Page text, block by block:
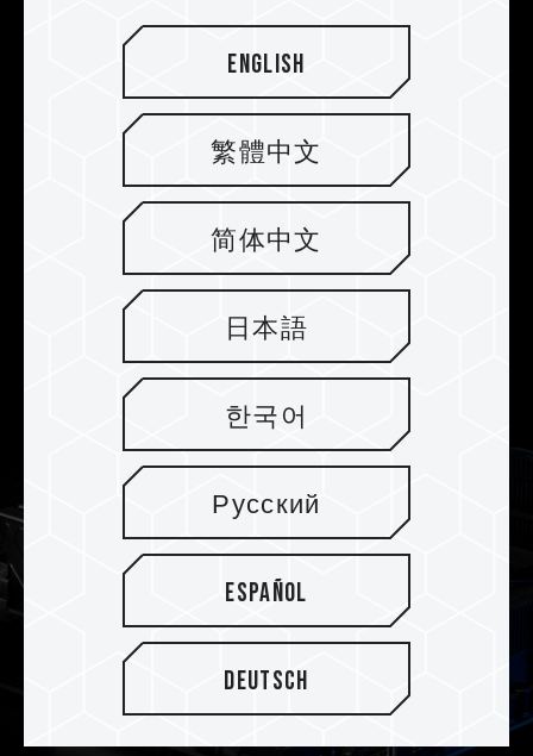
Combo Quick One-Click
Overclocking-Zertifizierung
Unterstützt die neuesten Intel XMP3.0 und AMD
EXPO Übertaktungstechnologien und hat
vollständige Kompatibilitäts- und Stabilitätstests
mit ASRock, ASUS, BIOSTAR, GIGABYTE und
MSI Mainboards bestanden. Dies gewährleistet
eine Leistungssteigerung bei optimaler
Kompatibilität, so dass die Benutzer mit einem
Klick eine stabile Übertaktung sowohl auf Intel-
als auch auf AMD-Plattformen genießen
English
繁體中文
简体中文
日本語
한국어
Русский
Español
Deutsch